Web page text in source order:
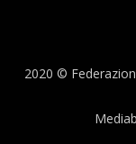
2020 ©